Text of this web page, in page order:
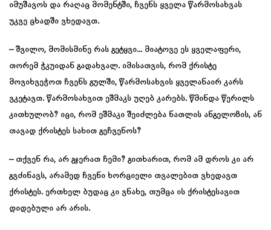
იმუშავოს და რაღაც მომენტში, ჩვენს ყველა წარმოსახვას
უკვე ცხადში ვხედავთ.
– შვილო, მომისმინე რას გეტყვი… მიატოვე ეს ყველაფერი,
თორემ ჭკუიდან გადახვალ. იმისათვის, რომ ქრისტე
მოვიხვეჭოთ ჩვენს გულში, წარმოსახვის ყველანაირ კარს
ვკეტავთ. წარმოსახვით ეშმაკს უღებ კარებს. წმინდა წერილს
კითხულობ? იცი, რომ ეშმაკი შეიძლება ნათლის ანგელოზის, ან
თავად ქრისტეს სახით გეჩვენოს?
– თქვენ რა, არ გჯერათ ჩემი? გითხარით, რომ ამ დროს კი არ
გვძინავს, არამედ ჩვენი ხორციელი თვალებით ვხედავთ
ქრისტეს. ერთხელ ბუდაც კი ვნახე, თუმცა ის ქრისტესავით
დიდებული არ არის.